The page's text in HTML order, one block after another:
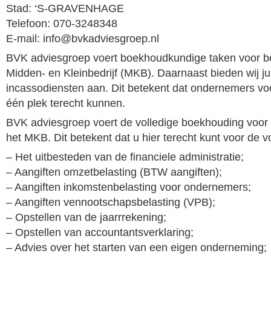
Stad: ‘S-GRAVENHAGE
Telefoon: 070-3248348
E-mail: info@bvkadviesgroep.nl
BVK adviesgroep voert boekhoudkundige taken voor
Midden- en Kleinbedrijf (MKB). Daarnaast bieden wij
incassodiensten aan. Dit betekent dat ondernemers
één plek terecht kunnen.
BVK adviesgroep voert de volledige boekhouding
het MKB. Dit betekent dat u hier terecht kunt voor de
– Het uitbesteden van de financiele administratie;
– Aangiften omzetbelasting (BTW aangiften);
– Aangiften inkomstenbelasting voor ondernemers;
– Aangiften vennootschapsbelasting (VPB);
– Opstellen van de jaarrrekening;
– Opstellen van accountantsverklaring;
– Advies over het starten van een eigen onderneming;